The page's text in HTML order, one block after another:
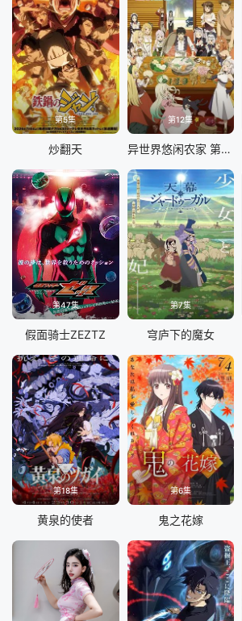
第5集
炒翻天
第12集
异世界悠闲农家 第二季
第47集
假面骑士ZEZTZ
第7集
穹庐下的魔女
第18集
黄泉的使者
第6集
鬼之花嫁